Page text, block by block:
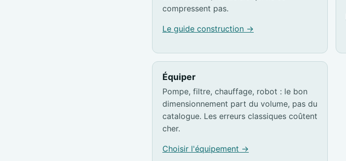
compressent pas.
Le guide construction →
Équiper
Pompe, filtre, chauffage, robot : le bon
dimensionnement part du volume, pas du
catalogue. Les erreurs classiques coûtent
cher.
Choisir l'équipement →